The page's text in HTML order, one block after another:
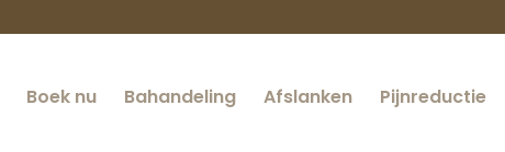
Boek nu Bahandeling Afslanken Pijnreductie